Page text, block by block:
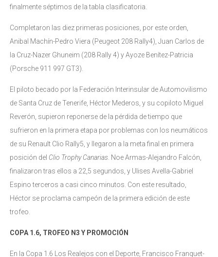
finalmente séptimos de la tabla clasificatoria.
Completaron las diez primeras posiciones, por este orden,
Anibal Machín-Pedro Viera (Peugeot 208 Rally4), Juan Carlos de
la Cruz-Nazer Ghuneim (208 Rally 4) y Ayoze Benítez-Patricia
(Porsche 911 997 GT3).
El piloto becado por la Federación Interinsular de Automovilismo
de Santa Cruz de Tenerife, Héctor Mederos, y su copiloto Miguel
Reverón, supieron reponerse de la pérdida de tiempo que
sufrieron en la primera etapa por problemas con los neumáticos
de su Renault Clio Rally5, y llegaron a la meta final en primera
posición del Clio Trophy Canarias . Noe Armas-Alejandro Falcón,
finalizaron tras ellos a 22,5 segundos, y Ulises Avella-Gabriel
Espino terceros a casi cinco minutos. Con este resultado,
Héctor se proclama campeón de la primera edición de este
trofeo.
COPA 1.6, TROFEO N3 Y PROMOCIÓN
En la Copa 1.6 Los Realejos con el Deporte, Francisco Franquet-